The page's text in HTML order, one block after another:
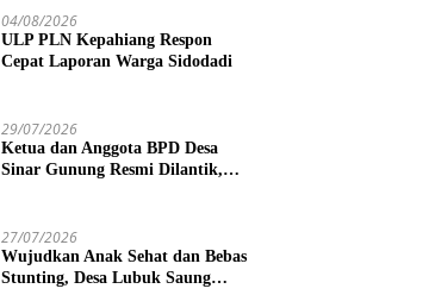
Vonis Hakim 18 Tahun Penjara
04/08/2026
ULP PLN Kepahiang Respon
Cepat Laporan Warga Sidodadi
29/07/2026
Ketua dan Anggota BPD Desa
Sinar Gunung Resmi Dilantik,
27/07/2026
Wujudkan Anak Sehat dan Bebas
Stunting, Desa Lubuk Saung